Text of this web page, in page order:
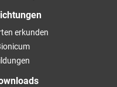
erkunden